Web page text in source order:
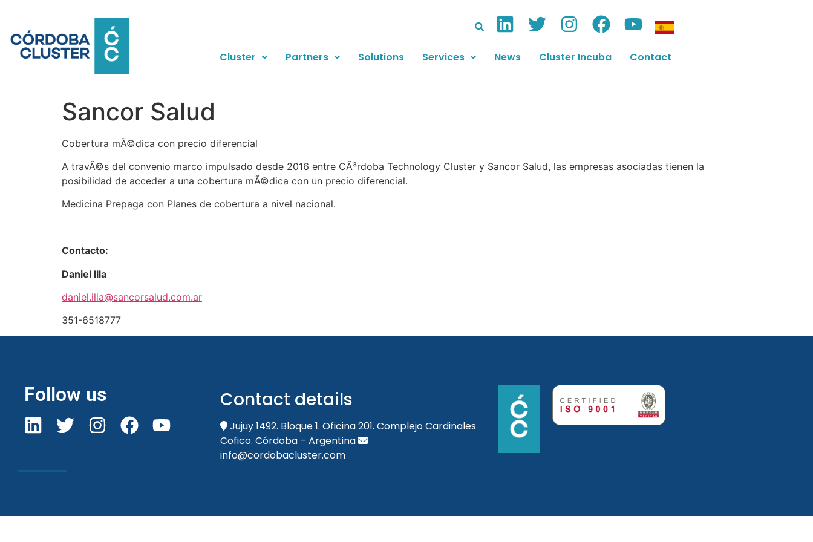
Cluster Partners Solutions Services News Cluster Incuba Contact
Sancor Salud
Cobertura mÃ©dica con precio diferencial
A travÃ©s del convenio marco impulsado desde 2016 entre CÃ³rdoba Technology Cluster y Sancor Salud, las empresas asociadas tienen la
posibilidad de acceder a una cobertura mÃ©dica con un precio diferencial.
Medicina Prepaga con Planes de cobertura a nivel nacional.
Contacto:
Daniel Illa
daniel.illa@sancorsalud.com.ar
351-6518777
Follow us Contact details
Jujuy 1492. Bloque 1. Oficina 201. Complejo Cardinales
Cofico. Córdoba – Argentina
info@cordobacluster.com